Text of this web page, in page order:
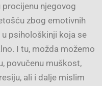
procijenu njegovog
zbog emotivnih
psihološkinji koja se
I tu, možda možemo
povučenu muškost,
ali i dalje mislim